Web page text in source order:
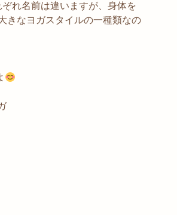
れ名前は違いますが、身体を
きなヨガスタイルの一種類なの